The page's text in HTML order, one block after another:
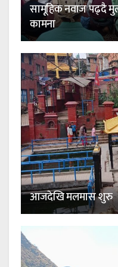
सामूहिक नवाज पढ्दै
कामना
आजदेखि मलमास शुरु